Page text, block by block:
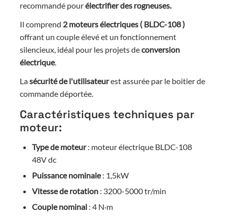
recommandé pourélectrifier des rogneuses.
Il comprend 2 moteurs électriques ( BLDC-108 )
offrant un couple élevé et un fonctionnement
silencieux, idéal pour les projets deconversion
électrique.
Lasécurité de l'utilisateurest assurée par le boitier de
commande déportée.
Caractéristiques techniques par
moteur:
Type de moteur: moteur électrique BLDC-108
48V dc
Puissance nominale: 1,5kW
Vitesse de rotation : 3200-5000 tr/min
Couple nominal : 4 N·m